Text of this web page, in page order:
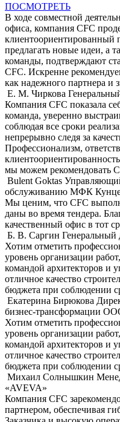
ПОСМОТРЕТЬ
В ходе совместной
офиса, компания CFC
клиентоориентированный
предлагать новые идеи, а
команды, подтверждают
CFC. Искренне
как надежного партнера и
Е. М. Чиркова
Компания CFC показала
команда, уверенно
соблюдая все сроки
непрерывно следя за
Профессионализм,
мы можем рекомендовать
Bulent Goktas
обслуживанию МФК
Мы ценим, что CFC
даны во время тендера.
качественный офис в тот
Б. В. Саргин Генеральный
Хотим отметить
уровень организации
командой архитекторов и
отличное качество
бюджета при соблюдении
Екатерина Бирюкова
бизнес-трансформации
Хотим отметить
уровень организации
командой архитекторов и
отличное качество
бюджета при соблюдении
Михаил Солнышкин
«AVEVA»
Компания CFC
партнером, обеспечивая